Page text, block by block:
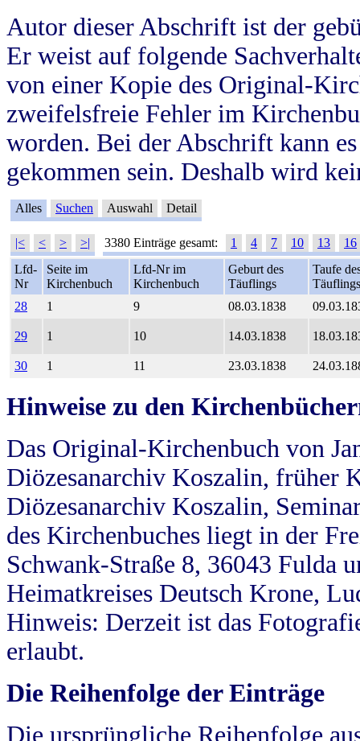
Autor dieser Abschrift ist der
Er weist auf folgende
von einer Kopie des Original-
zweifelsfreie Fehler im
worden. Bei der Abschrift kann
gekommen sein. Deshalb wird
Alles Suchen Auswahl Detail
|< < > >| 3380 Einträge gesamt: 1 4 7 10 13
16
Lfd-
Nr
Seite im
Kirchenbuch
Lfd-Nr im
Kirchenbuch
Geburt des
Täuflings
Taufe
Täuflings
28
1 9 08.03.1838
29 1 10 14.03.1838
30 1 11 23.03.1838
Hinweise zu den
Das Original-Kirchenbuch von
Diözesanarchiv Koszalin, früher
Diözesanarchiv Koszalin,
des Kirchenbuches liegt in der
Schwank-Straße 8, 36043 Fulda
Heimatkreises Deutsch Krone,
Hinweis: Derzeit ist das
erlaubt.
Die Reihenfolge der Einträge
Die ursprüngliche Reihenfolge